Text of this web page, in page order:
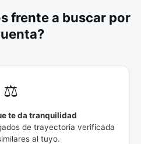
frente a buscar por
⚖️
te da tranquilidad
de trayectoria verificada
al tuyo.